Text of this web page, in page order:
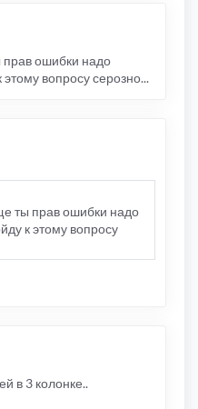
ошибки надо
вопросу серозно...
ты прав ошибки надо
к этому вопросу
в 3 колонке..